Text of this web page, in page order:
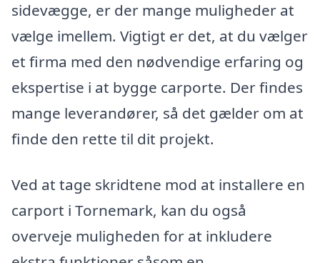
sidevægge, er der mange muligheder at
vælge imellem. Vigtigt er det, at du vælger
et firma med den nødvendige erfaring og
ekspertise i at bygge carporte. Der findes
mange leverandører, så det gælder om at
finde den rette til dit projekt.
Ved at tage skridtene mod at installere en
carport i Tornemark, kan du også
overveje muligheden for at inkludere